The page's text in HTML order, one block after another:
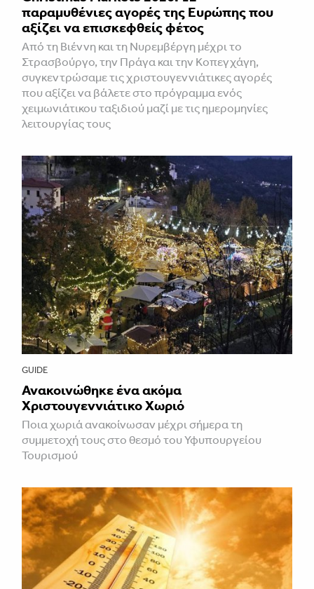
παραμυθένιες αγορές της Ευρώπης που
αξίζει να επισκεφθείς φέτος
Από τη Βιέννη και τη Νυρεμβέργη μέχρι το
Στρασβούργο, την Πράγα και την Κοπεγχάγη,
συγκεντρώσαμε τις χριστουγεννιάτικες αγορές
που αξίζει να βάλετε στο πρόγραμμα ενός
χειμωνιάτικου ταξιδιού μαζί με τις ημερομηνίες
λειτουργίας τους
GUIDE
Ανακοινώθηκε ένα ακόμα
Χριστουγεννιάτικο Χωριό
Ποια χωριά ανακοίνωσαν μέχρι σήμερα τη
συμμετοχή τους στο θεσμό του Υφυπουργείου
Τουρισμού